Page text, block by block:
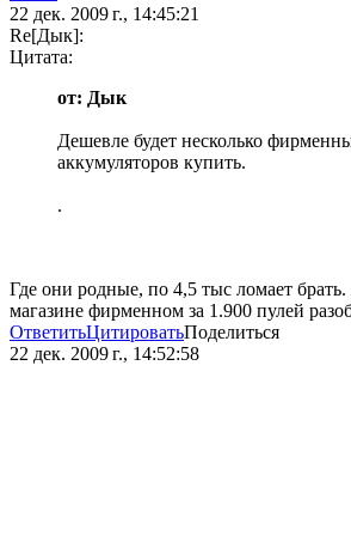
22 дек. 2009 г., 14:45:21
Re[Дык]:
Цитата:
от: Дык
Дешевле будет несколько
аккумуляторов купить.
.
Где они родные, по 4,5 тыс ломает
магазине фирменном за 1.900 пулей
ОтветитьЦитироватьПоделиться
22 дек. 2009 г., 14:52:58